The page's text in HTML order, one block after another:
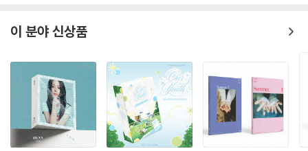
이 분야 신상품